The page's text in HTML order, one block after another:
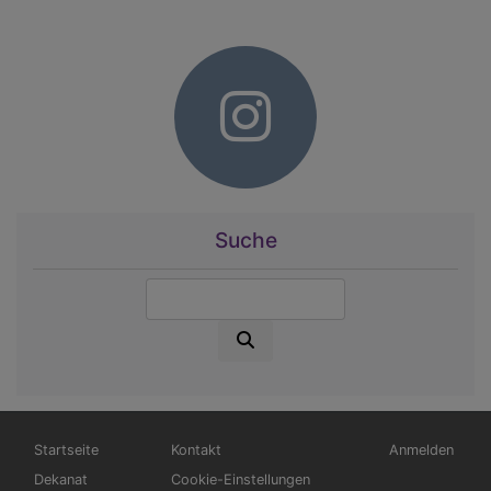
Suche
Hauptnavigation
Startseite
Dekanat
Fußbereichsmenü
Kontakt
Cookie-Einstellungen
Anmelden